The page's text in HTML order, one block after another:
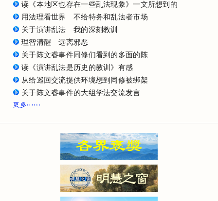
读《本地区也存在一些乱法现象》一文所想到的
用法理看世界 不给特务和乱法者市场
关于演讲乱法 我的深刻教训
理智清醒 远离邪恶
关于陈文睿事件同修们看到的多面的陈
读《演讲乱法是历史的教训》有感
从给巡回交流提供环境想到同修被绑架
关于陈文睿事件的大组学法交流发言